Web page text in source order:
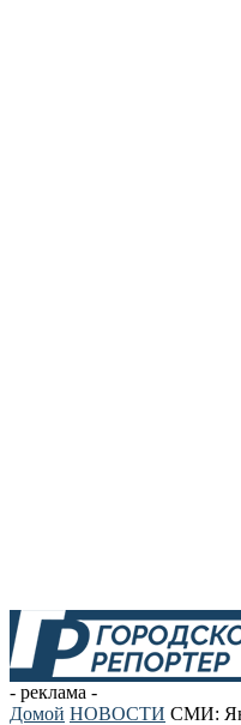
- реклама -
Домой НОВОСТИ СМИ: